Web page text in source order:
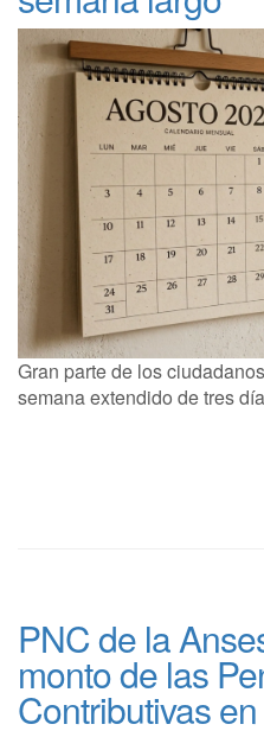
Gran parte de los
semana extendido de tres
PNC de la
monto de las
Contributivas